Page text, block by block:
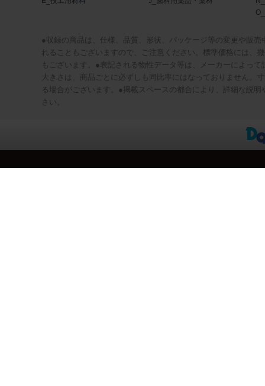
●収録の商品は、仕様、品質、形状、パッケージ等の変更や販
れることもございますので、ご注意ください。標準価格には、
もございます。●表記される物性データ等は、メーカーによっ
大きさは、商品ごとに必ずしも同比率にはなっておりません。
る場合がございます。●掲載スペースの都合により、詳細な説
さい。